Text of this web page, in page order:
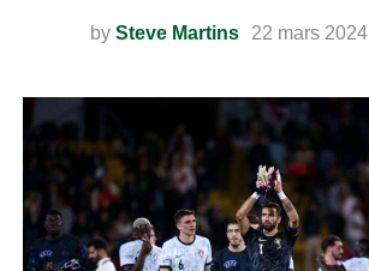
by Steve Martins 22 mars 2024